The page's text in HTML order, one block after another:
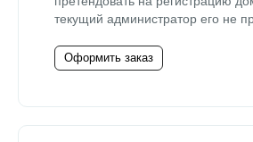
текущий администратор его не
Оформить заказ